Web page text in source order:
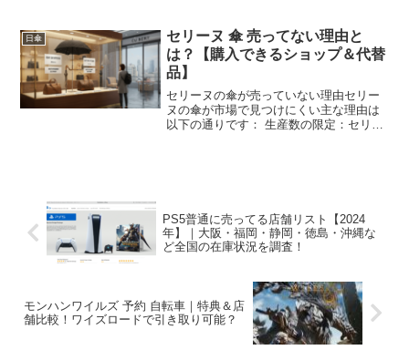
日傘
セリーヌ 傘 売ってない理由と
は？【購入できるショップ＆代替
品】
セリーヌの傘が売っていない理由セリー
ヌの傘が市場で見つけにくい主な理由は
以下の通りです： 生産数の限定：セリー
PS5普通に売ってる店舗リスト【2024
年】｜大阪・福岡・静岡・徳島・沖縄な
ど全国の在庫状況を調査！
モンハンワイルズ 予約 自転車｜特典＆店
舗比較！ワイズロードで引き取り可能？